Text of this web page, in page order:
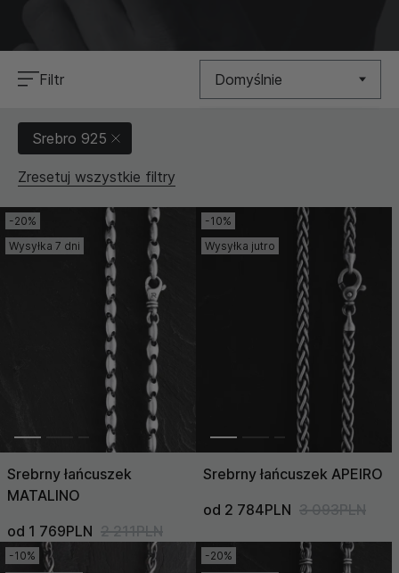
Filtr Domyślnie
Cena (Wysoka >
Niska)
Srebro 925
Zresetuj wszystkie filtry
-20%
Wysyłka 7 dni
Srebrny łańcuszek
MATALINO
od 1 769PLN 2 211PLN
-10%
Wysyłka jutro
Srebrny łańcuszek APEIRO
od 2 784PLN 3 093PLN
-10%
-20%